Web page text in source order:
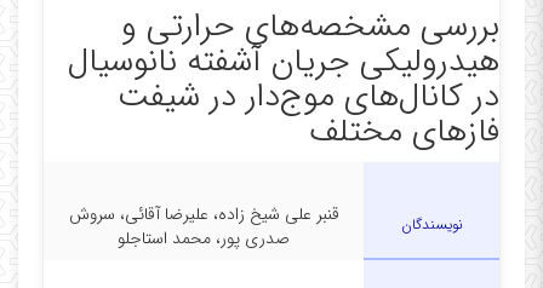
بررسی مشخصه‌های حرارتی و
هیدرولیکی جریان آشفته نانوسیال
در کانال‌های موج‌دار در شیفت
فازهای مختلف
نویسندگان
قنبر علی شیخ زاده، علیرضا آقائی، سروش
صدری پور، محمد استاجلو